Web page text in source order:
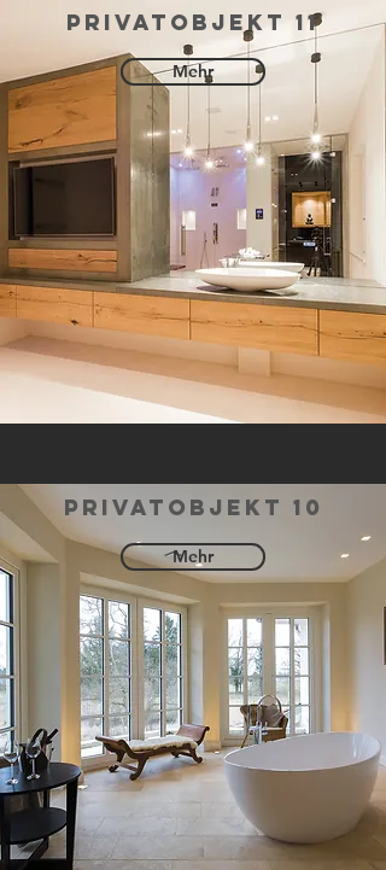
privatobjekt 11
Mehr
privatobjekt 10
Mehr